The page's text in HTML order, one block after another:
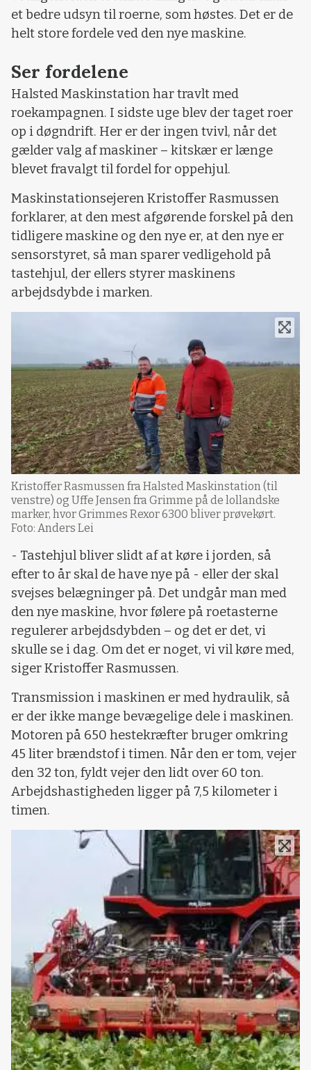
et bedre udsyn til roerne, som høstes. Det er de
helt store fordele ved den nye maskine.
Ser fordelene
Halsted Maskinstation har travlt med
roekampagnen. I sidste uge blev der taget roer
op i døgndrift. Her er der ingen tvivl, når det
gælder valg af maskiner – kitskær er længe
blevet fravalgt til fordel for oppehjul.
Maskinstationsejeren Kristoffer Rasmussen
forklarer, at den mest afgørende forskel på den
tidligere maskine og den nye er, at den nye er
sensorstyret, så man sparer vedligehold på
tastehjul, der ellers styrer maskinens
arbejdsdybde i marken.
Kristoffer Rasmussen fra Halsted Maskinstation (til
venstre) og Uffe Jensen fra Grimme på de lollandske
marker, hvor Grimmes Rexor 6300 bliver prøvekørt.
Foto: Anders Lei
- Tastehjul bliver slidt af at køre i jorden, så
efter to år skal de have nye på - eller der skal
svejses belægninger på. Det undgår man med
den nye maskine, hvor følere på roetasterne
regulerer arbejdsdybden – og det er det, vi
skulle se i dag. Om det er noget, vi vil køre med,
siger Kristoffer Rasmussen.
Transmission i maskinen er med hydraulik, så
er der ikke mange bevægelige dele i maskinen.
Motoren på 650 hestekræfter bruger omkring
45 liter brændstof i timen. Når den er tom, vejer
den 32 ton, fyldt vejer den lidt over 60 ton.
Arbejdshastigheden ligger på 7,5 kilometer i
timen.